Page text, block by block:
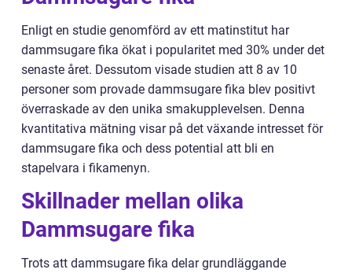
Enligt en studie genomförd av ett matinstitut har
dammsugare fika ökat i popularitet med 30% under det
senaste året. Dessutom visade studien att 8 av 10
personer som provade dammsugare fika blev positivt
överraskade av den unika smakupplevelsen. Denna
kvantitativa mätning visar på det växande intresset för
dammsugare fika och dess potential att bli en
stapelvara i fikamenyn.
Skillnader mellan olika
Dammsugare fika
Trots att dammsugare fika delar grundläggande